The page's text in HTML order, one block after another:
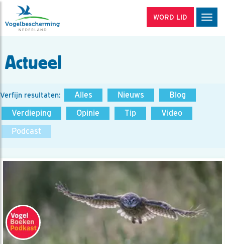
WORD LID
Actueel
Verfijn resultaten: Alles Nieuws
Blog
Verdieping
Opinie Tip
Video
Podcast